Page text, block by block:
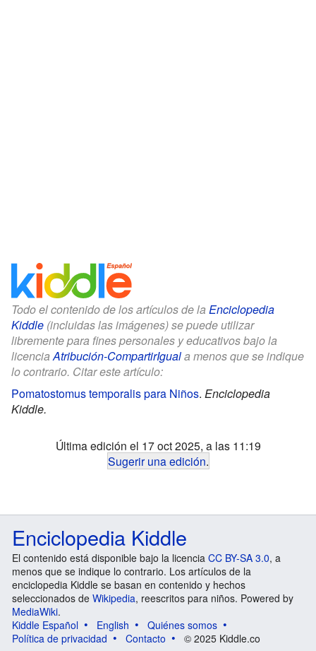
Todo el contenido de los artículos de la Enciclopedia
Kiddle (incluidas las imágenes) se puede utilizar
libremente para fines personales y educativos bajo la
licenciaAtribución-CompartirIguala menos que se indique
lo contrario. Citar este artículo:
Pomatostomus temporalis para Niños. Enciclopedia
Kiddle.
Última edición el 17 oct 2025, a las 11:19
Sugerir una edición.
Enciclopedia Kiddle
El contenido está disponible bajo la licencia CC BY-SA 3.0, a
menos que se indique lo contrario. Los artículos de la
enciclopedia Kiddle se basan en contenido y hechos
seleccionados de Wikipedia, reescritos para niños. Powered by
MediaWiki.
Kiddle Español
English
Quiénes somos
Política de privacidad
Contacto © 2025 Kiddle.co